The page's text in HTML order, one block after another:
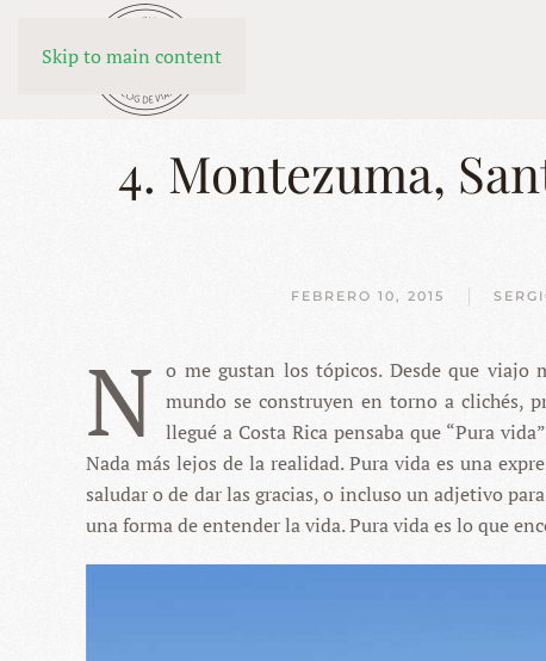
Skip to main content
4. Montezuma,
FEBRERO 10, 2015
N o me gustan los tópicos. Desde que viajo
mundo se construyen en torno a clichés,
llegué a Costa Rica pensaba que “Pura
Nada más lejos de la realidad. Pura vida es una
saludar o de dar las gracias, o incluso un adjetivo
una forma de entender la vida. Pura vida es lo que